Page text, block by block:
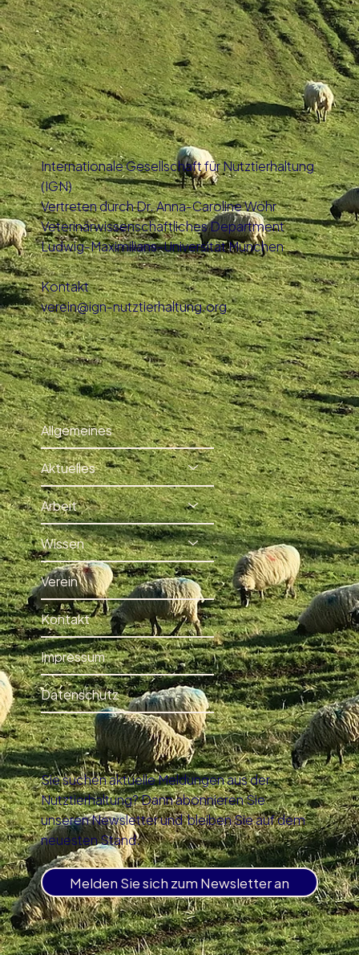
Internationale Gesellschaft für Nutztierhaltung
(IGN)
Vertreten durch Dr. Anna-Caroline Wöhr
Veterinärwissenschaftliches Department
Ludwig-Maximilians-Universität München
Kontakt
verein@ign-nutztierhaltung.org
Allgemeines
Aktuelles
Arbeit
Wissen
Verein
Kontakt
Impressum
Datenschutz
Sie suchen aktuelle Meldungen aus der
Nutztierhaltung? Dann abonnieren Sie
unseren Newsletter und bleiben Sie auf dem
neuesten Stand.
Melden Sie sich zum Newsletter an